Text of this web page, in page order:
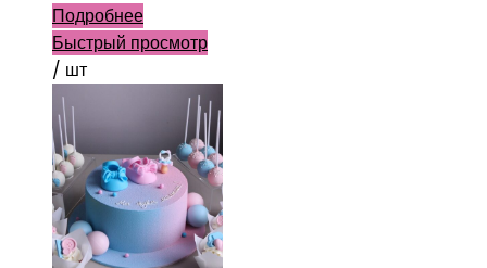
Подробнее
Быстрый просмотр
/ шт